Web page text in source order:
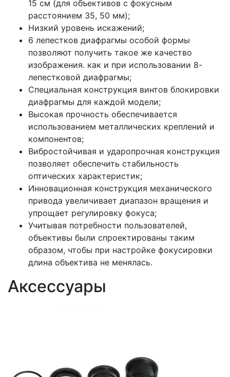
15 см (для объективов с фокусным
расстоянием 35, 50 мм);
Низкий уровень искажений;
6 лепестков диафрагмы особой формы
позволяют получить такое же качество
изображения. как и при использовании 8-
лепестковой диафрагмы;
Специальная конструкция винтов блокировки
диафрагмы для каждой модели;
Высокая прочность обеспечивается
использованием металлических креплений и
компонентов;
Вибростойчивая и ударопрочная конструкция
позволяет обеспечить стабильность
оптических характеристик;
Инновационная конструкция механического
привода увеличивает диапазон вращения и
упрощает регулировку фокуса;
Учитывая потребности пользователей,
объективы были спроектированы таким
образом, чтобы при настройке фокусировки
длина объектива не менялась.
Аксессуары